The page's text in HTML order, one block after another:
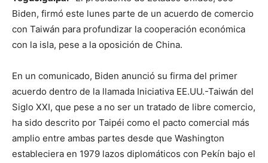
Biden, firmó este lunes parte de un acuerdo de comercio
con Taiwán para profundizar la cooperación económica
con la isla, pese a la oposición de China.
En un comunicado, Biden anunció su firma del primer
acuerdo dentro de la llamada Iniciativa EE.UU.-Taiwán del
Siglo XXI, que pese a no ser un tratado de libre comercio,
ha sido descrito por Taipéi como el pacto comercial más
amplio entre ambas partes desde que Washington
estableciera en 1979 lazos diplomáticos con Pekín bajo el